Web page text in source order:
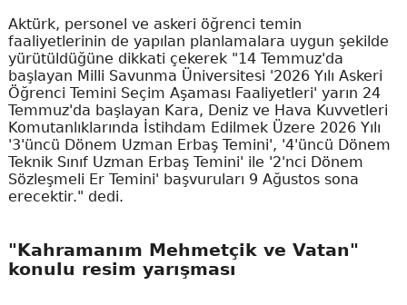
Aktürk, personel ve askeri öğrenci temin
faaliyetlerinin de yapılan planlamalara uygun şekilde
yürütüldüğüne dikkati çekerek "14 Temmuz'da
başlayan Milli Savunma Üniversitesi '2026 Yılı Askeri
Öğrenci Temini Seçim Aşaması Faaliyetleri' yarın 24
Temmuz'da başlayan Kara, Deniz ve Hava Kuvvetleri
Komutanlıklarında İstihdam Edilmek Üzere 2026 Yılı
'3'üncü Dönem Uzman Erbaş Temini', '4'üncü Dönem
Teknik Sınıf Uzman Erbaş Temini' ile '2'nci Dönem
Sözleşmeli Er Temini' başvuruları 9 Ağustos sona
erecektir." dedi.
"Kahramanım Mehmetçik ve Vatan"
konulu resim yarışması